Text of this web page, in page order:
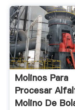
Molinos Para
Procesar
Molino De